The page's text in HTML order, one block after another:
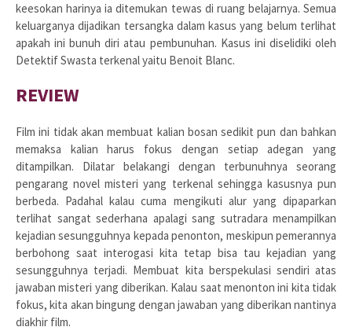
keesokan harinya ia ditemukan tewas di ruang belajarnya. Semua
keluarganya dijadikan tersangka dalam kasus yang belum terlihat
apakah ini bunuh diri atau pembunuhan. Kasus ini diselidiki oleh
Detektif Swasta terkenal yaitu Benoit Blanc.
REVIEW
Film ini tidak akan membuat kalian bosan sedikit pun dan bahkan
memaksa kalian harus fokus dengan setiap adegan yang
ditampilkan. Dilatar belakangi dengan terbunuhnya seorang
pengarang novel misteri yang terkenal sehingga kasusnya pun
berbeda. Padahal kalau cuma mengikuti alur yang dipaparkan
terlihat sangat sederhana apalagi sang sutradara menampilkan
kejadian sesungguhnya kepada penonton, meskipun pemerannya
berbohong saat interogasi kita tetap bisa tau kejadian yang
sesungguhnya terjadi. Membuat kita berspekulasi sendiri atas
jawaban misteri yang diberikan. Kalau saat menonton ini kita tidak
fokus, kita akan bingung dengan jawaban yang diberikan nantinya
diakhir film.